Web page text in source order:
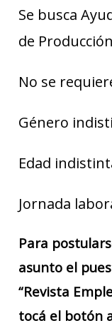
Se busca
de
No se
Género
Edad
Jornada
Para
asunto el
“Revista
tocá el botón